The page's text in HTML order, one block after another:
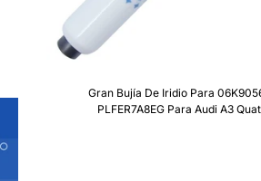
Gran Bujía De Iridio Para
PLFER7A8EG Para Audi A3